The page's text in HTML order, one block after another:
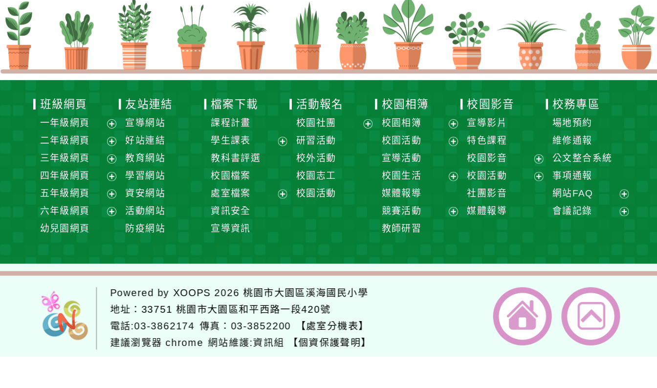
班級網頁
一年級網頁
展
開
選
單
二年級網頁
展
開
選
單
三年級網頁
展
開
選
單
四年級網頁
展
開
選
五年級網頁
展
開
六年級網頁
單
幼兒園網頁
友站連結
宣導網站
好站連結
教育網站
學習網站
資安網站
活動網站
防疫網站
檔案下載
課程計畫
學生課表
單
教科書評選
校園檔案
處室檔案
資訊安全
宣導資訊
活動報名
校園社團
研習活動
校外活動
校園志工
校園活動
校園相簿
校園相簿
展
開
單
校園活動
選
宣導活動
校園生活
選
媒體報導
競賽活動
單
教師研習
校園影音
宣導影片
特色課程
校園影音
展
開
校園活動
社團影音
媒體報導
校務專區
場地預約
維修通報
公文整合系統
事項通報
網站FAQ
展
會議記錄
單
Powered by XOOPS 2026桃園市大園區溪海國民小學
地址： 33751 桃園市大園區和平西路一段420號
電話:03-3862174 傳真：03-3852200
【處室分機表】
建議瀏覽器 chrome 網站維護:資訊組 【個資保護聲明】